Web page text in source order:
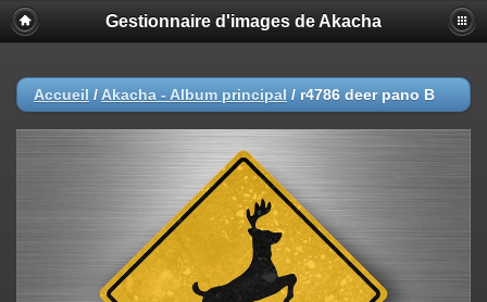
Gestionnaire d'images de Akacha
Accueil / Akacha - Album principal / r4786 deer pano B